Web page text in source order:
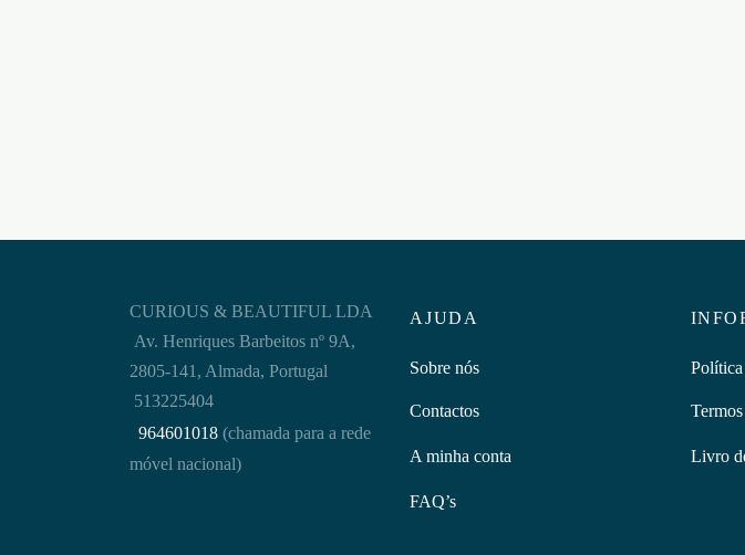
AJUDA
Sobre nós
Contactos
A minha conta
FAQ’s
Livro
CURIOUS & BEAUTIFUL LDA
Av. Henriques Barbeitos nº 9A,
2805-141, Almada, Portugal
513225404
964601018 (chamada para a rede
móvel nacional)